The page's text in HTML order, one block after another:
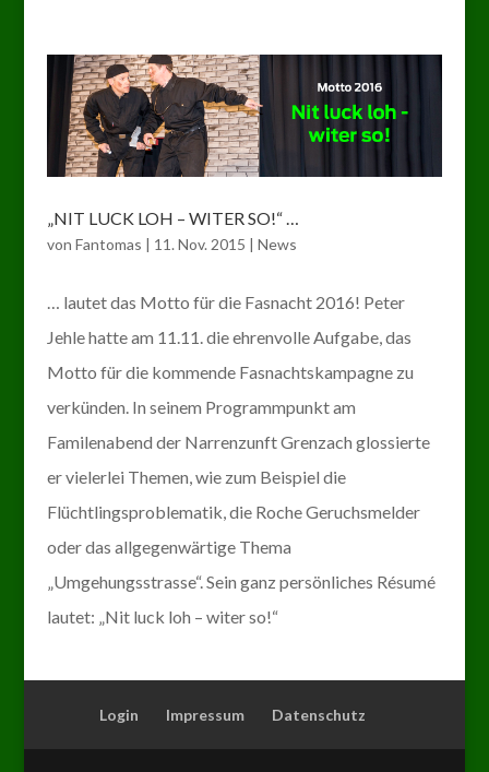
„NIT LUCK LOH – WITER SO!“ …
von Fantomas | 11. Nov. 2015 | News
… lautet das Motto für die Fasnacht 2016! Peter
Jehle hatte am 11.11. die ehrenvolle Aufgabe, das
Motto für die kommende Fasnachtskampagne zu
verkünden. In seinem Programmpunkt am
Familenabend der Narrenzunft Grenzach glossierte
er vielerlei Themen, wie zum Beispiel die
Flüchtlingsproblematik, die Roche Geruchsmelder
oder das allgegenwärtige Thema
„Umgehungsstrasse“. Sein ganz persönliches Résumé
lautet: „Nit luck loh – witer so!“
Login Impressum Datenschutz